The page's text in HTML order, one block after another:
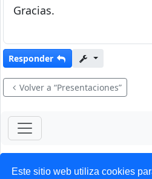
Este sitio web utiliza cookies
Gracias.
Responder
Volver a “Presentaciones”
ForoClub
Privacidad|